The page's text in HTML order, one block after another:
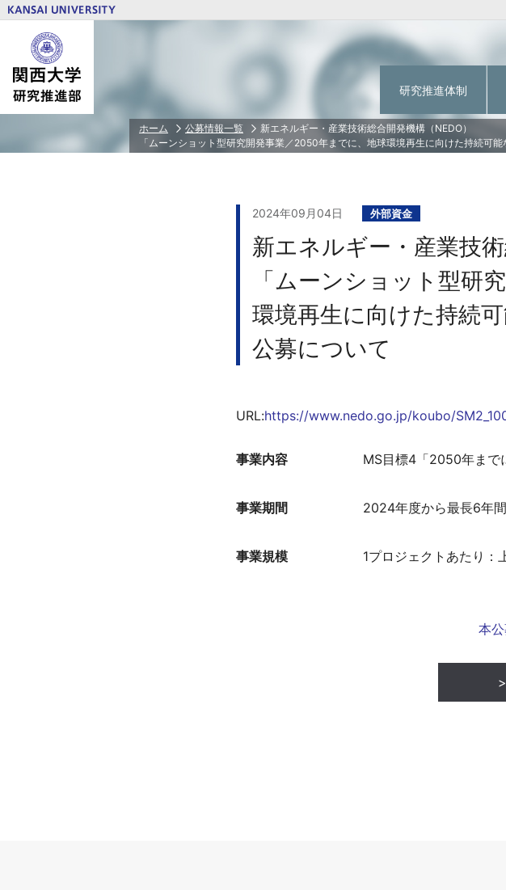
研究推進体制
研究推進体制トップ ご挨拶
研究費トップ
学外研究費
文部科学省 私立大学研究ブランディング事業
文部科学省 私立大学戦略的研究基盤形成支援事
共同利用・共同研究拠点
研究クラウドファンディング
ＰＩ⼈件費⽀出制度
学内研究費
戦略的研究
若手研究者
緊急支援研
【～2023年
科学研究費
新任教員支
学術研究員
FAQ、支出
若手研究者育成トップ 日本学術振
関西大学PD
関西大学RA
公正な研究活動の推進トップ 研究費の不
人を対象とする研究倫理審査
動物実験を
研究者情報トップ
学術情報シ
研究・技術シーズ集
関大 先生チ
ホーム 公募情報一覧
新エネルギー・産業技術総合開発機構（NEDO）
「ムーンショット型研究開発事業／2050年までに、地球環境再生に向けた持続可
2024年09月04日 外部資金
新エネルギー・産業技
「ムーンショット型研
環境再生に向けた持続
公募について
URL:https://www.nedo.go.jp/koubo/
事業内容 MS目標4「2050年まで
事業期間 2024年度から最長6年
事業規模 1プロジェクトあたり：
本